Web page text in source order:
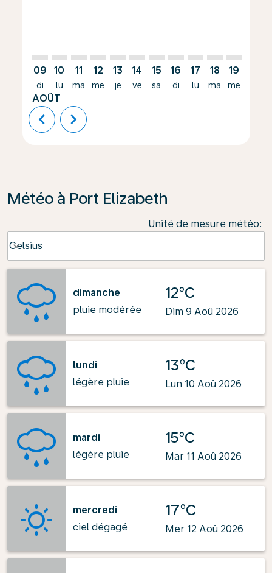
09
di
AOÛT
10
lu
11
ma
12
me
13
je
14
ve
15
sa
16
di
17
lu
18
ma
19
me
chevron_left chevron_right
Météo à Port Elizabeth
Unité de mesure météo:
Celsius
keyboard_arrow_down
dimanche
pluie modérée
12°C
Dim 9 Aoû 2026
lundi
légère pluie
13°C
Lun 10 Aoû 2026
mardi
légère pluie
15°C
Mar 11 Aoû 2026
mercredi
ciel dégagé
17°C
Mer 12 Aoû 2026